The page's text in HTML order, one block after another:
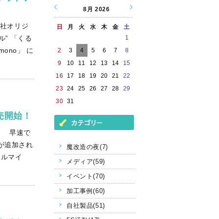
オリジ
” 「くる
」 に
始！
早速で
追加され
マイ
8月 2026
日 月 火 水 木 金
土
1
2
3 4 5 6 7
8
9
10 11 12 13 14
15
16
17 18 19 20 21
22
23 24 25 26 27 28
29
30 31
魔改造の夜(7)
メディア(59)
イベント(70)
加工事例(60)
自社製品(51)